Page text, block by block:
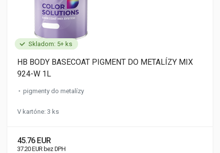
Skladom: 5+ ks
HB BODY BASECOAT PIGMENT DO METALÍZY MIX
924-W 1L
pigmenty do metalízy
V kartóne: 3 ks
45.76 EUR
37.20 EUR bez DPH